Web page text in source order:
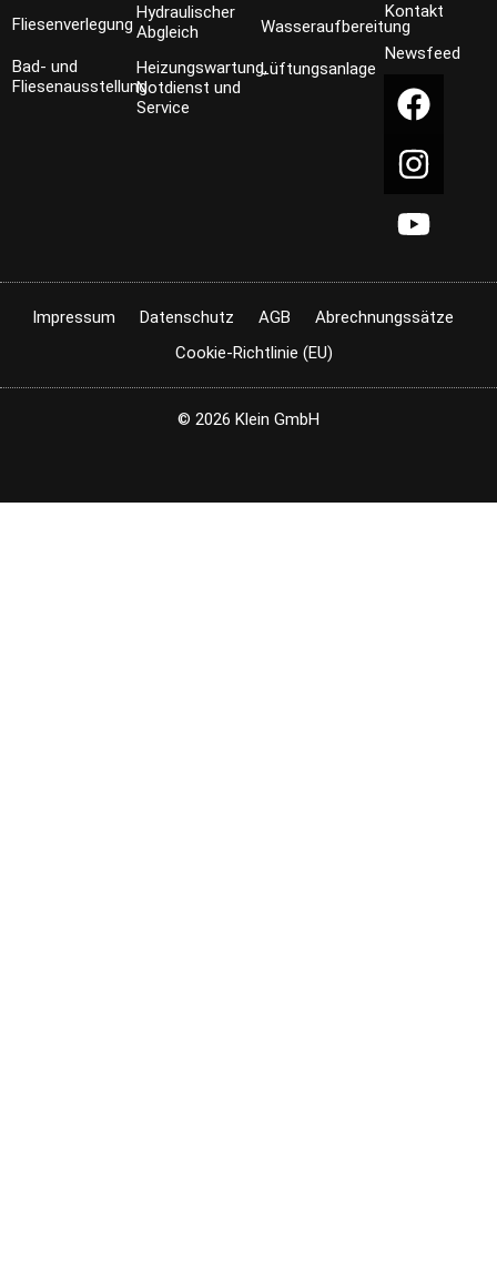
Fliesenverlegung
Bad- und
Fliesenausstellung
Hydraulischer
Abgleich
Heizungswartung,
Notdienst und
Service
Wasseraufbereitung
Lüftungsanlage
Kontakt
Newsfeed
Impressum Datenschutz AGB
Abrechnungssätze
Cookie-Richtlinie (EU)
© 2026 Klein GmbH